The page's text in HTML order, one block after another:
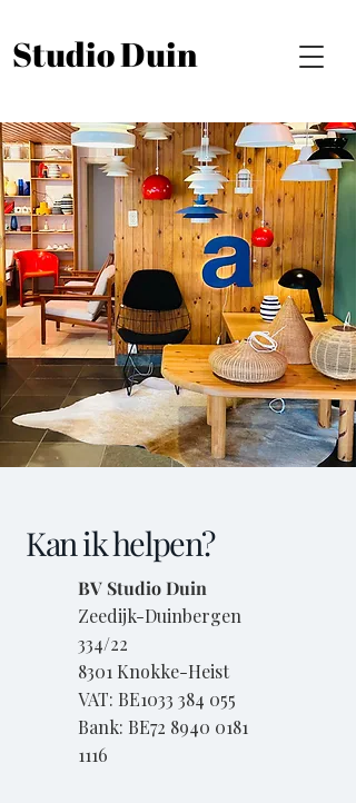
Studio Duin
Kan ik helpen?
BV Studio Duin
Zeedijk-Duinbergen
334/22
8301 Knokke-Heist
VAT: BE1033 384 055
Bank: BE72 8940 0181
1116